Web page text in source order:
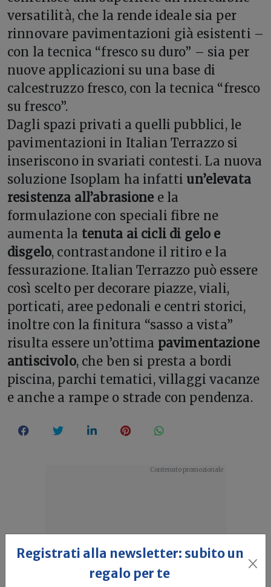
versatilità, che la rende ideale sia per
rinnovare pavimentazioni già esistenti –
con la tecnica “fresco su duro” – sia per
nuove applicazioni su una base di
calcestruzzo fresco, con la tecnica “fresco
su fresco”.
Dagli spazi privati a quelli pubblici, le
pavimentazioni in Italian Terrazzo si
inseriscono in svariati contesti. La nuova
soluzione Isoplam ha infatti un’elevata
resistenza all’abrasione e la
formulazione con speciali fibre ne
aumenta la tenuta ai cicli di gelo e
disgelo, contrastandone il ritiro e la
fessurazione. Italian Terrazzo può essere
così scelto per decorare piazze, viali,
porticati, aree pedonali e centri storici,
inoltre con la finitura “sasso a vista”
risulta essere un’ottima pavimentazione
antiscivolo, che ben si presta a bordi
piscina, parchi tematici, villaggi vacanze
e anche a rampe o strade con pendenza.
Registrati alla newsletter: subito un
regalo per te